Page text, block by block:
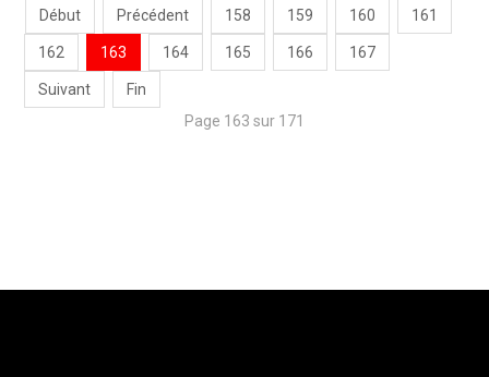
Début Précédent 158 159 160 161
162 163 164 165 166 167
Suivant
Fin
Page 163 sur 171